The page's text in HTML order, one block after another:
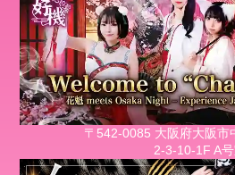
〒542-0085 大阪府大阪市
2-3-10-1F A